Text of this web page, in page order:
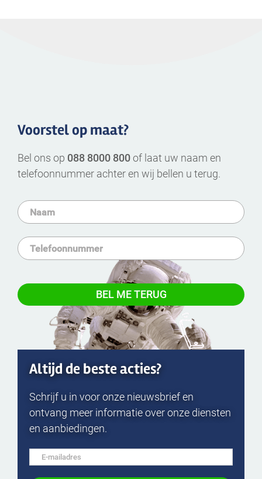
Voorstel op maat?
Bel ons op 088 8000 800of laat uw naam en
telefoonnummer achter en wij bellen u terug.
Altijd de beste acties?
Schrijf u in voor onze nieuwsbrief en
ontvang meer informatie over onze diensten
en aanbiedingen.